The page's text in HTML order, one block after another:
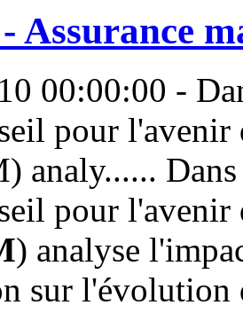
Assurance
00:00:00 -
pour l'avenir
analy......
pour l'avenir
) analyse
sur l'évolution